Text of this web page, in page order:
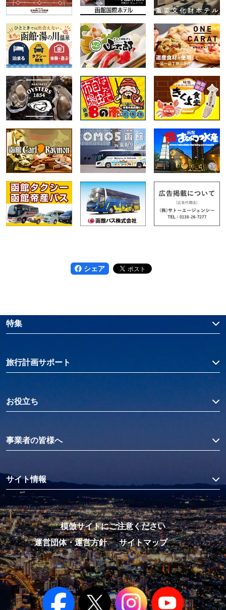
シェア
特集
旅行計画サポート
お役立ち
事業者の皆様へ
サイト情報
模倣サイトにご注意ください
運営団体・運営方針
サイトマップ